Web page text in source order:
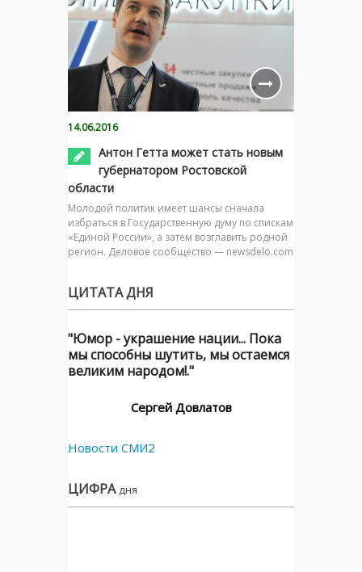
14.06.2016
Антон Гетта может стать новым
губернатором Ростовской
области
Молодой политик имеет шансы сначала
избраться в Государственную думу по спискам
«Единой России», а затем возглавить родной
регион. Деловое сообщество — newsdelo.com
ЦИТАТА ДНЯ
"Юмор - украшение нации... Пока
мы способны шутить, мы остаемся
великим народом!."
Сергей Довлатов
Новости СМИ2
ЦИФРА дня